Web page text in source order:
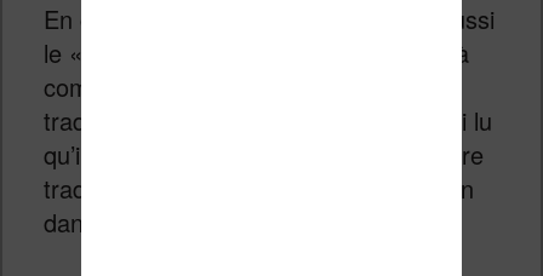
En complément, vous pouvez régler aussi
le « prompt », c’est-à-dire l’instruction à
communiquer à OpenAI pour faire la
traduction. Je ne l’ai pas testé, mais j’ai lu
qu’il était possible d’obtenir une meilleure
traduction en demandant une traduction
dans le style d’un auteur.